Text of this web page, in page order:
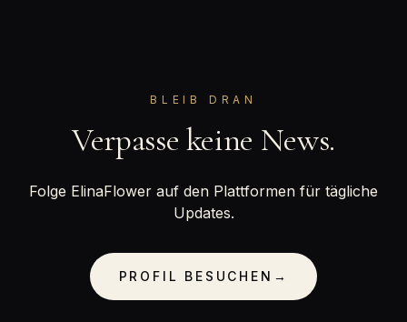
BLEIB DRAN
Verpasse keine News.
Folge ElinaFlower auf den Plattformen für tägliche
Updates.
PROFIL BESUCHEN →